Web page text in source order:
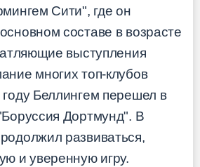
Сити", где он
составе в возрасте
выступления
многих топ-клубов
Беллингем перешел в
Дортмунд". В
развиваться,
и уверенную игру.